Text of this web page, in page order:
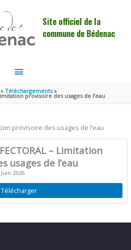
Site officiel de la
commune de Bédenac
MENU
PRINCIPAL
Téléchargements
Limitation provisoire des usages de l’eau
provisoire des usages de l’eau
– Limitation
usages de l’eau
2026
Télécharger